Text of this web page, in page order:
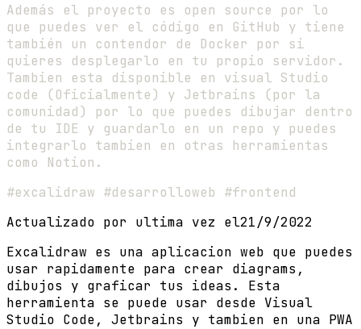
Además el proyecto es open source por lo
que puedes ver el código en GitHub y tiene
también un contendor de Docker por si
quieres desplegarlo en tu propio servidor.
Tambien esta disponible en visual Studio
code (Oficialmente) y Jetbrains (por la
comunidad) por lo que puedes dibujar dentro
de tu IDE y guardarlo en un repo y puedes
integrarlo tambien en otras herramientas
como Notion.
#excalidraw #desarrolloweb #frontend
Actualizado por ultima vez el21/9/2022
Excalidraw es una aplicacion web que puedes
usar rapidamente para crear diagrams,
dibujos y graficar tus ideas. Esta
herramienta se puede usar desde Visual
Studio Code, Jetbrains y tambien en una PWA